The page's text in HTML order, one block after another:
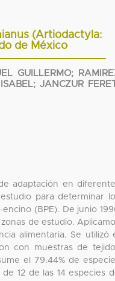
(Artiodactyla:
de México
GUILLERMO;
;JANCZUR
adaptación en
para determinar
(BPE). De junio
de estudio.
alimentaria. Se utilizó
con muestras de
el 79.44% de
12 de las 14 especies